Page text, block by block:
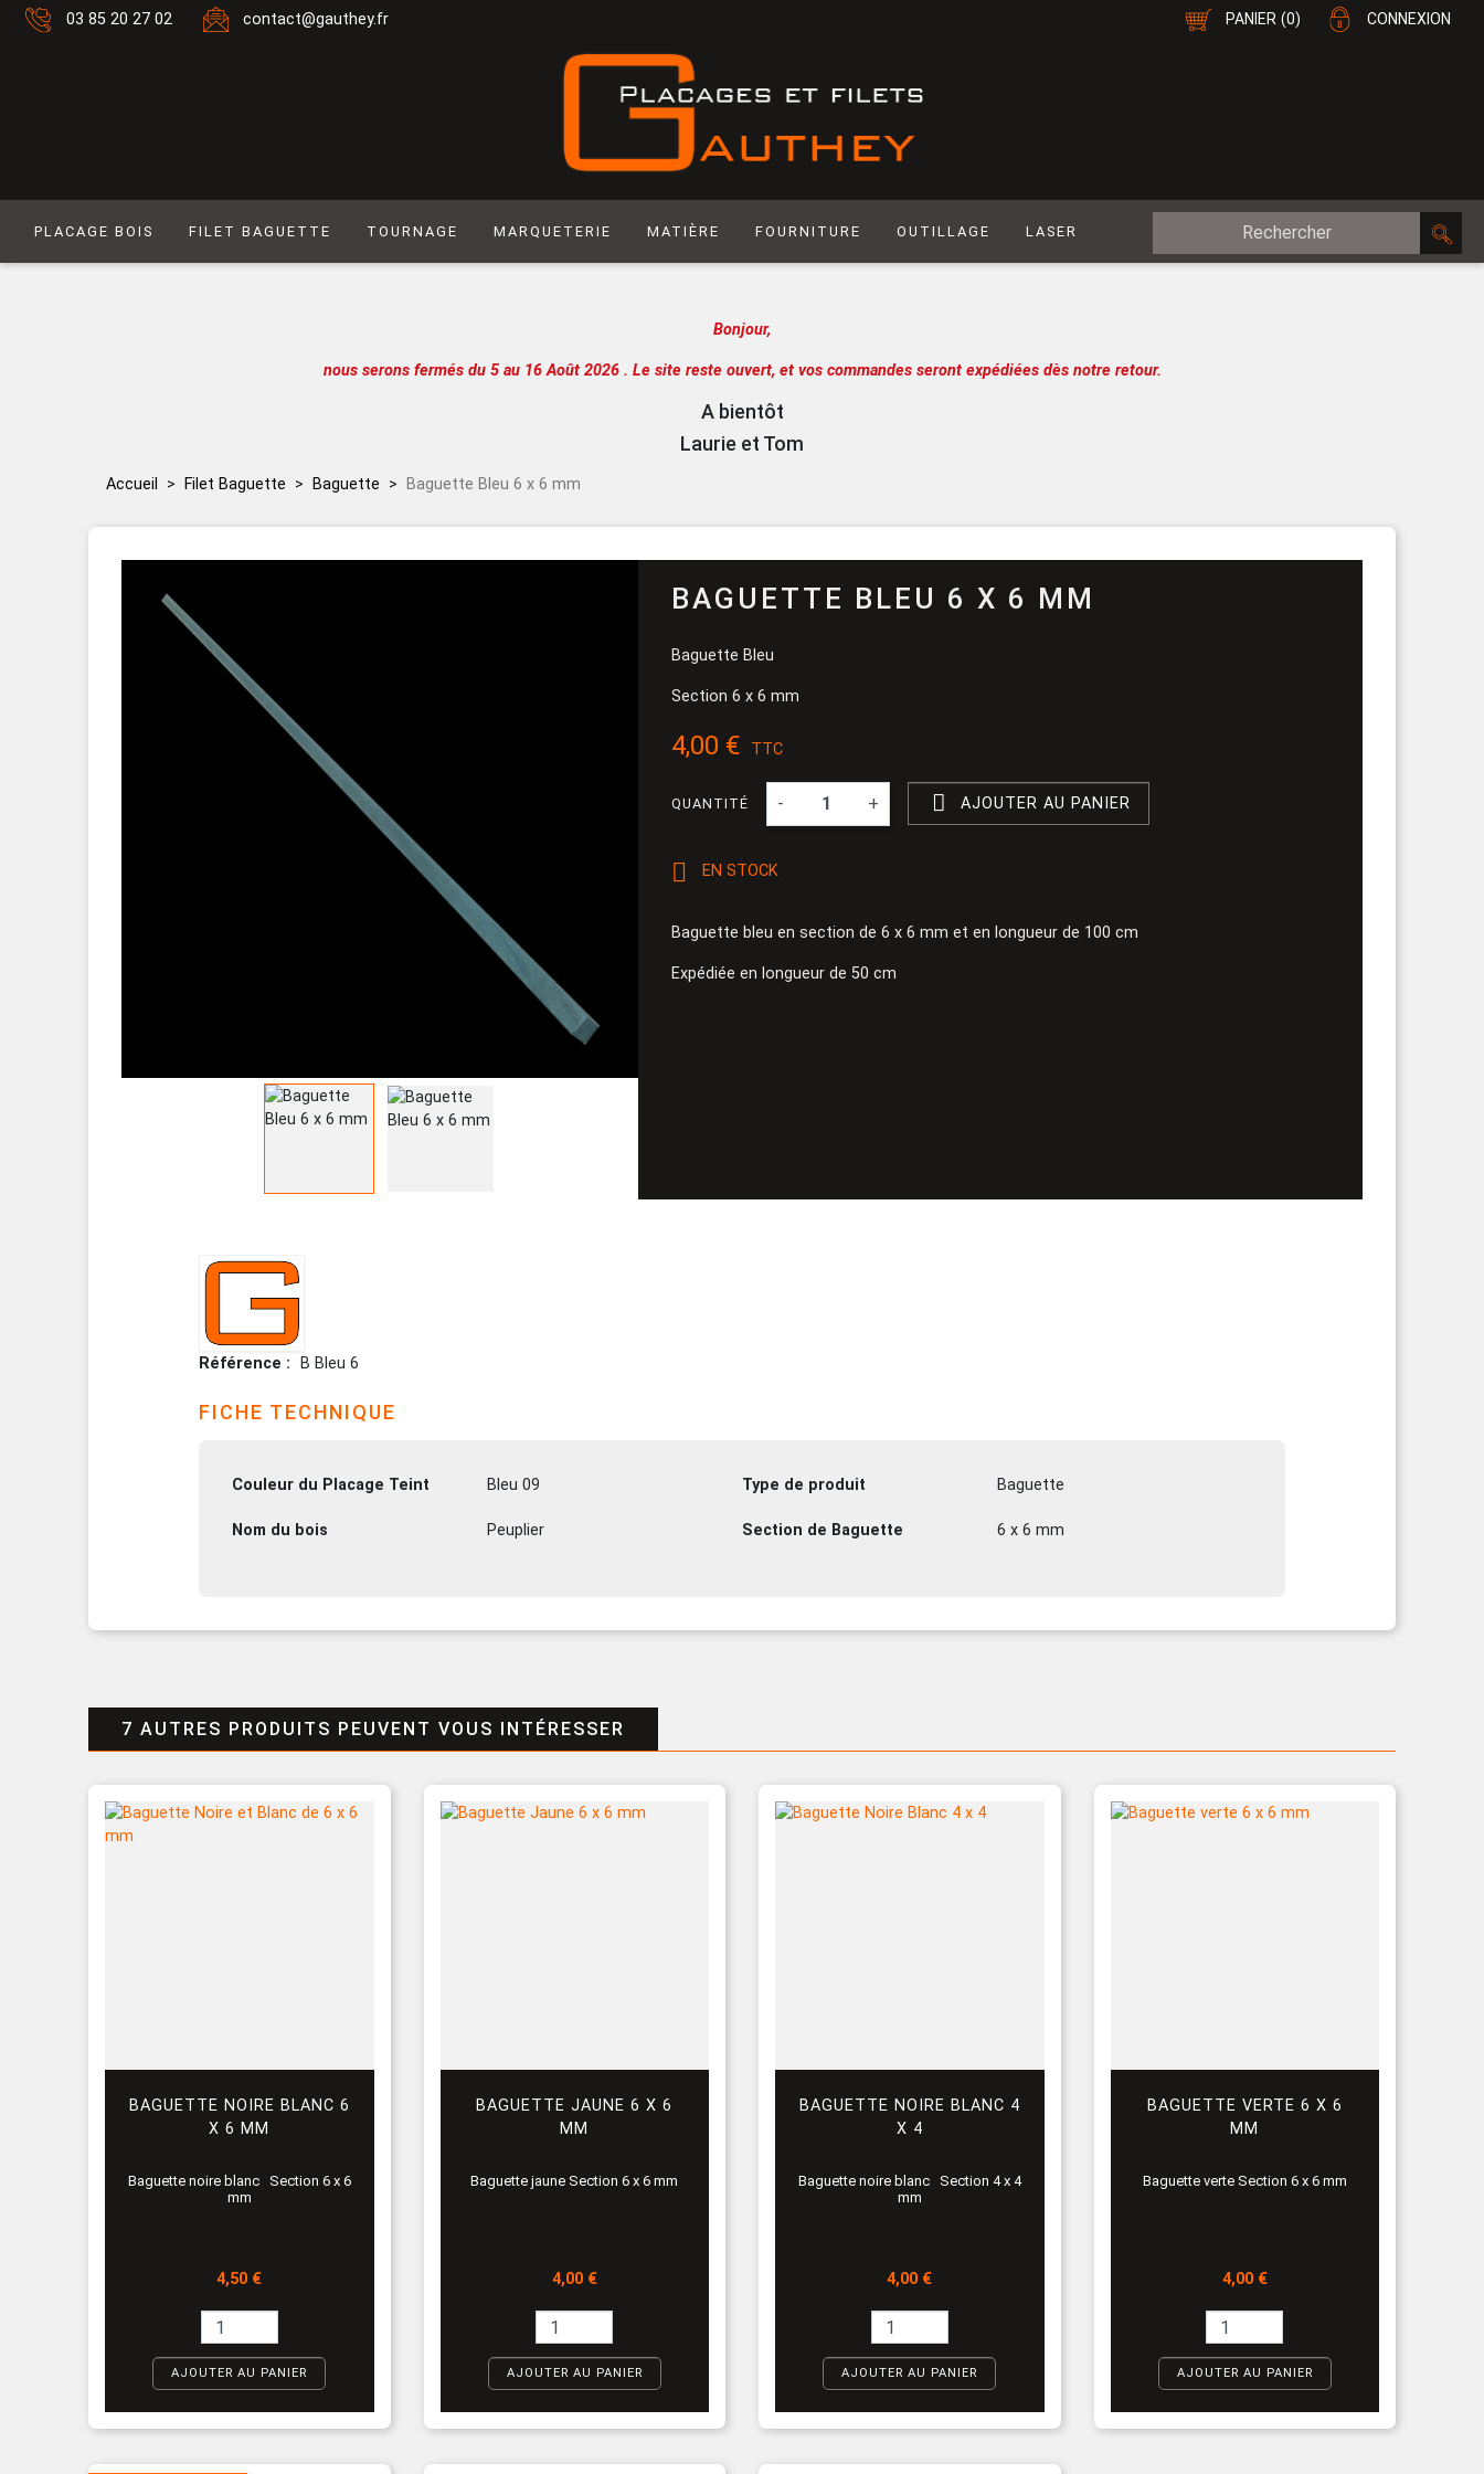
03 85 20 27 02 contact@gauthey.fr CONNEXION
PANIER (0)
PLACAGE BOIS
Lot de placages
FILET BAGUETTE TOURNAGE MARQUETERIE MATIÈRE
Laser
FOURNITURE
Colle
Produit de Finition
Panneau support
Papier
OUTILLAGE
Racloir
LASER
Placage Double-Face
Bonjour,
nous serons fermés du 5 au 16 Août 2026 . Le site reste ouvert, et vos commandes seront expédiées dès notre retour.
A bientôt
Laurie et Tom
Accueil Filet Baguette Baguette Baguette Bleu 6 x 6 mm
BAGUETTE BLEU 6 X 6 MM
Baguette Bleu
Section 6 x 6 mm
4,00 € TTC
QUANTITÉ - +  AJOUTER AU PANIER
 EN STOCK
Baguette bleu en section de 6 x 6 mm et en longueur de 100 cm
Expédiée en longueur de 50 cm
Référence B Bleu 6
FICHE TECHNIQUE
Couleur du Placage Teint Bleu 09 Type de produit Baguette
Nom du bois Peuplier Section de Baguette 6 x 6 mm
7 AUTRES PRODUITS PEUVENT VOUS INTÉRESSER
BAGUETTE NOIRE BLANC 6
X 6 MM
Baguette noire blanc Section 6 x 6
mm
Prix
4,50 €
AJOUTER AU PANIER
BAGUETTE JAUNE 6 X 6
MM
Baguette jaune Section 6 x 6 mm
Prix
4,00 €
AJOUTER AU PANIER
BAGUETTE NOIRE BLANC 4
X 4
Baguette noire blanc Section 4 x 4
mm
Prix
4,00 €
AJOUTER AU PANIER
BAGUETTE VERTE 6 X 6
MM
Baguette verte Section 6 x 6 mm
Prix
4,00 €
AJOUTER AU PANIER